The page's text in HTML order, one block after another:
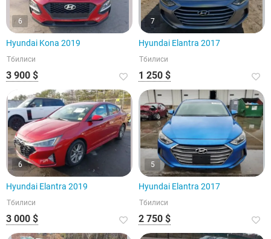
6
Hyundai Kona 2019
Тбилиси
3 900 $
7
Hyundai Elantra 2017
Тбилиси
1 250 $
6
Hyundai Elantra 2019
Тбилиси
3 000 $
5
Hyundai Elantra 2017
Тбилиси
2 750 $